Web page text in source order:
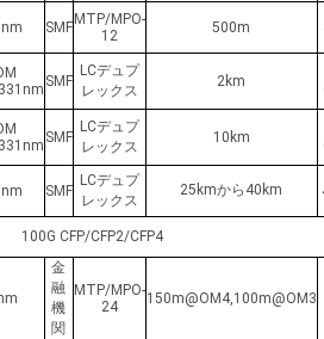
SMF MTP/MPO-
12
500m
SMF
LCデュプ
レックス
2km
SMF
LCデュプ
レックス
10km
SMF
LCデュプ
レックス
25kmから40km
100G CFP/CFP2/CFP4
金
融
機
関
MTP/MPO-
24
150m@OM4,100m@OM3